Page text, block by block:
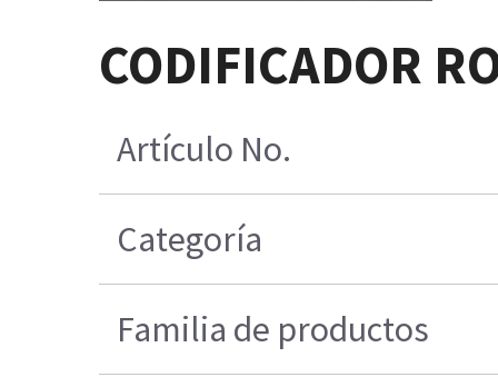
CODIFICADOR
Artículo No.
Categoría
Familia de productos